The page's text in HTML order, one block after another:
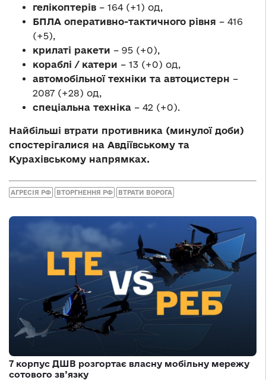
гелікоптерів – 164 (+1) од,
БПЛА оперативно-тактичного рівня – 416
(+5),
крилаті ракети – 95 (+0),
кораблі / катери – 13 (+0) од,
автомобільної техніки та автоцистерн –
2087 (+28) од,
спеціальна техніка – 42 (+0).
Найбільші втрати противника (минулої доби)
спостерігалися на Авдіївському та
Курахівському напрямках.
АГРЕСІЯ РФ ВТОРГНЕННЯ РФ ВТРАТИ ВОРОГА
7 корпус ДШВ розгортає власну мобільну мережу
сотового зв’язку